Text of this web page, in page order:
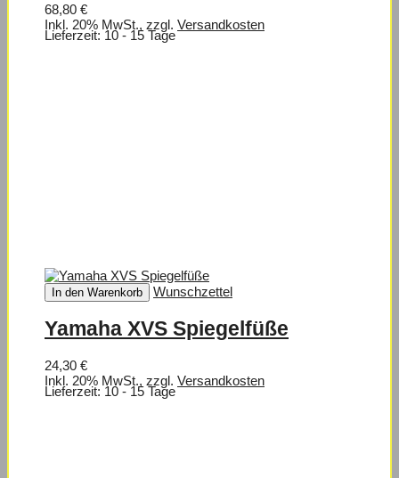
68,80 €
Inkl. 20% MwSt., zzgl. Versandkosten
Lieferzeit: 10 - 15 Tage
In den Warenkorb Wunschzettel
Yamaha XVS Spiegelfüße
24,30 €
Inkl. 20% MwSt., zzgl. Versandkosten
Lieferzeit: 10 - 15 Tage